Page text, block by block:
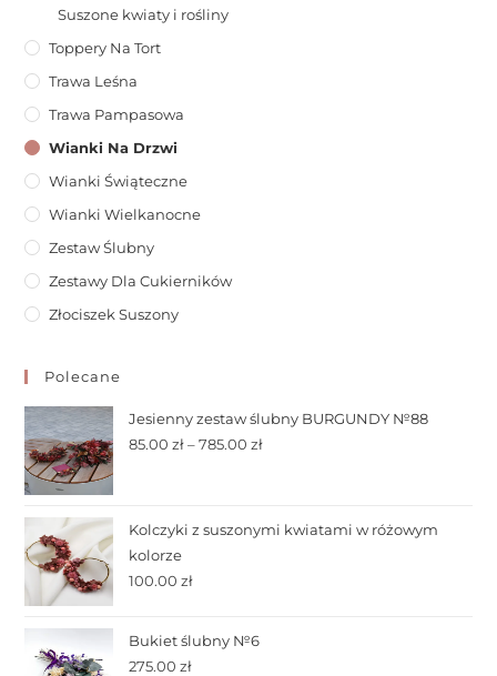
Suszone kwiaty i rośliny
Toppery Na Tort
Trawa Leśna
Trawa Pampasowa
Wianki Na Drzwi
Wianki Świąteczne
Wianki Wielkanocne
Zestaw Ślubny
Zestawy Dla Cukierników
Złociszek Suszony
Polecane
Jesienny zestaw ślubny BURGUNDY №88
85.00zł – 785.00zł
Kolczyki z suszonymi kwiatami w różowym
kolorze
100.00zł
Bukiet ślubny №6
275.00zł